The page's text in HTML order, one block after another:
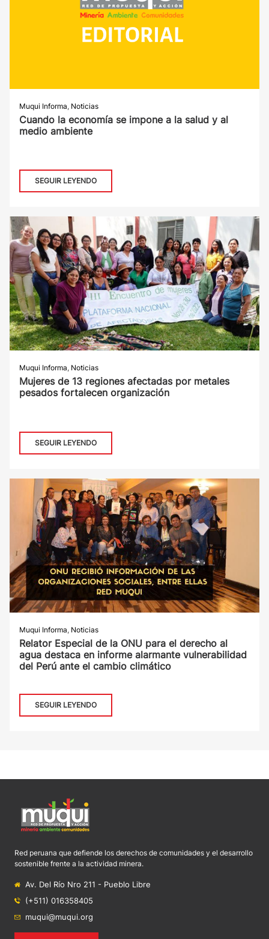
Muqui Informa, Noticias
Cuando la economía se impone a la salud y al
medio ambiente
SEGUIR LEYENDO
Muqui Informa, Noticias
Mujeres de 13 regiones afectadas por metales
pesados fortalecen organización
SEGUIR LEYENDO
Muqui Informa, Noticias
Relator Especial de la ONU para el derecho al
agua destaca en informe alarmante vulnerabilidad
del Perú ante el cambio climático
SEGUIR LEYENDO
Red peruana que defiende los derechos de comunidades y el desarrollo
sostenible frente a la actividad minera.
Av. Del Río Nro 211 - Pueblo Libre
(+511) 016358405
muqui@muqui.org